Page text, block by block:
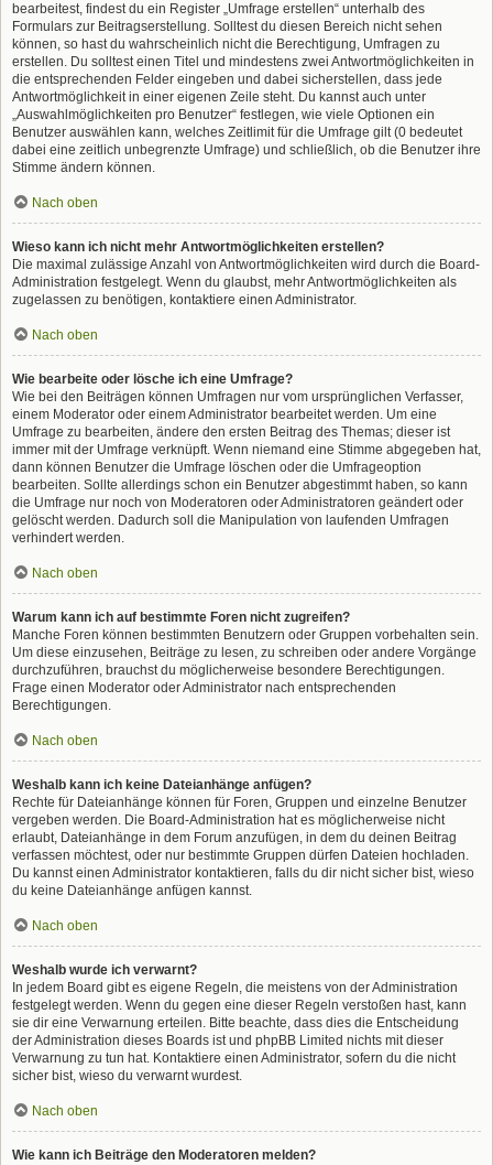
bearbeitest, findest du ein Register „Umfrage erstellen“ unterhalb des
Formulars zur Beitragserstellung. Solltest du diesen Bereich nicht sehen
können, so hast du wahrscheinlich nicht die Berechtigung, Umfragen zu
erstellen. Du solltest einen Titel und mindestens zwei Antwortmöglichkeiten in
die entsprechenden Felder eingeben und dabei sicherstellen, dass jede
Antwortmöglichkeit in einer eigenen Zeile steht. Du kannst auch unter
„Auswahlmöglichkeiten pro Benutzer“ festlegen, wie viele Optionen ein
Benutzer auswählen kann, welches Zeitlimit für die Umfrage gilt (0 bedeutet
dabei eine zeitlich unbegrenzte Umfrage) und schließlich, ob die Benutzer ihre
Stimme ändern können.
Nach oben
Wieso kann ich nicht mehr Antwortmöglichkeiten erstellen?
Die maximal zulässige Anzahl von Antwortmöglichkeiten wird durch die Board-
Administration festgelegt. Wenn du glaubst, mehr Antwortmöglichkeiten als
zugelassen zu benötigen, kontaktiere einen Administrator.
Nach oben
Wie bearbeite oder lösche ich eine Umfrage?
Wie bei den Beiträgen können Umfragen nur vom ursprünglichen Verfasser,
einem Moderator oder einem Administrator bearbeitet werden. Um eine
Umfrage zu bearbeiten, ändere den ersten Beitrag des Themas; dieser ist
immer mit der Umfrage verknüpft. Wenn niemand eine Stimme abgegeben hat,
dann können Benutzer die Umfrage löschen oder die Umfrageoption
bearbeiten. Sollte allerdings schon ein Benutzer abgestimmt haben, so kann
die Umfrage nur noch von Moderatoren oder Administratoren geändert oder
gelöscht werden. Dadurch soll die Manipulation von laufenden Umfragen
verhindert werden.
Nach oben
Warum kann ich auf bestimmte Foren nicht zugreifen?
Manche Foren können bestimmten Benutzern oder Gruppen vorbehalten sein.
Um diese einzusehen, Beiträge zu lesen, zu schreiben oder andere Vorgänge
durchzuführen, brauchst du möglicherweise besondere Berechtigungen.
Frage einen Moderator oder Administrator nach entsprechenden
Berechtigungen.
Nach oben
Weshalb kann ich keine Dateianhänge anfügen?
Rechte für Dateianhänge können für Foren, Gruppen und einzelne Benutzer
vergeben werden. Die Board-Administration hat es möglicherweise nicht
erlaubt, Dateianhänge in dem Forum anzufügen, in dem du deinen Beitrag
verfassen möchtest, oder nur bestimmte Gruppen dürfen Dateien hochladen.
Du kannst einen Administrator kontaktieren, falls du dir nicht sicher bist, wieso
du keine Dateianhänge anfügen kannst.
Nach oben
Weshalb wurde ich verwarnt?
In jedem Board gibt es eigene Regeln, die meistens von der Administration
festgelegt werden. Wenn du gegen eine dieser Regeln verstoßen hast, kann
sie dir eine Verwarnung erteilen. Bitte beachte, dass dies die Entscheidung
der Administration dieses Boards ist und phpBB Limited nichts mit dieser
Verwarnung zu tun hat. Kontaktiere einen Administrator, sofern du die nicht
sicher bist, wieso du verwarnt wurdest.
Nach oben
Wie kann ich Beiträge den Moderatoren melden?